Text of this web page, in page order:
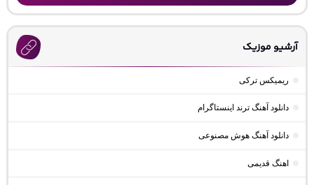
آرشیو موزیک
ریمیکس ترکی
دانلود آهنگ ترند اینستاگرام
دانلود آهنگ هوش مصنوعی
اهنگ قدیمی